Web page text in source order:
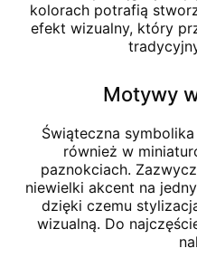
kolorach potrafią
efekt wizualny, który
Motywy
Świąteczna
również w
paznokciach.
niewielki akcent na
dzięki czemu
wizualną. Do